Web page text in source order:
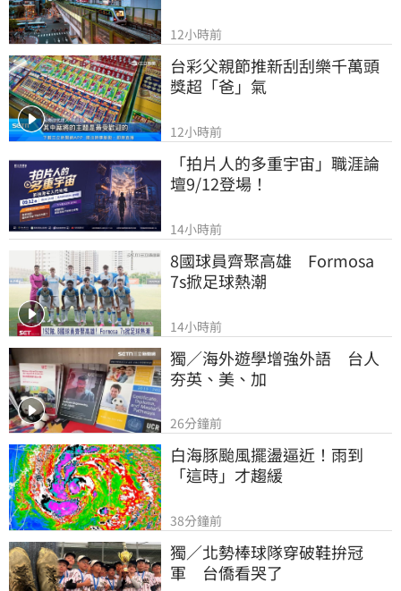
12小時前
台彩父親節推新刮刮樂千萬頭
獎超「爸」氣
12小時前
「拍片人的多重宇宙」職涯論
壇9/12登場！
14小時前
8國球員齊聚高雄　Formosa
7s掀足球熱潮
14小時前
獨／海外遊學增強外語　台人
夯英、美、加
26分鐘前
白海豚颱風擺盪逼近！雨到
「這時」才趨緩
38分鐘前
獨／北勢棒球隊穿破鞋拚冠
軍　台僑看哭了